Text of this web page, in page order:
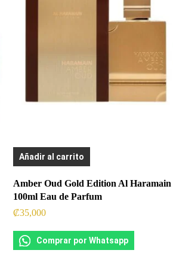
Añadir al carrito
Amber Oud Gold Edition Al Haramain
100ml Eau de Parfum
₡35,000
Comprar por Whatsapp